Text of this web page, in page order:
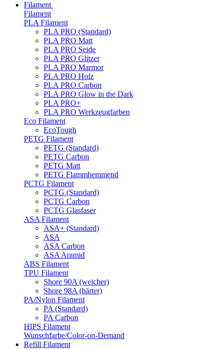
Filament
Filament
PLA Filament
PLA PRO (Standard)
PLA PRO Matt
PLA PRO Seide
PLA PRO Glitzer
PLA PRO Marmor
PLA PRO Holz
PLA PRO Carbon
PLA PRO Glow in the Dark
PLA PRO+
PLA PRO Werkzeugfarben
Eco Filament
EcoTough
PETG Filament
PETG (Standard)
PETG Carbon
PETG Matt
PETG Flammhemmend
PCTG Filament
PCTG (Standard)
PCTG Carbon
PCTG Glasfaser
ASA Filament
ASA+ (Standard)
ASA
ASA Carbon
ASA Aramid
ABS Filament
TPU Filament
Shore 90A (weicher)
Shore 98A (härter)
PA/Nylon Filament
PA (Standard)
PA Carbon
HIPS Filament
Wunschfarbe/Color-on-Demand
Refill Filament